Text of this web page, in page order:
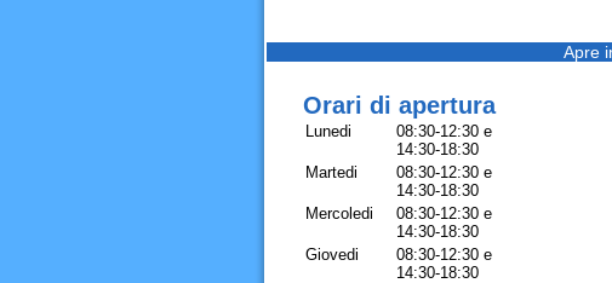
Apre
Orari di apertura
Lunedi
08:30-12:30 e
14:30-18:30
Martedi
08:30-12:30 e
14:30-18:30
Mercoledi
08:30-12:30 e
14:30-18:30
Giovedi
08:30-12:30 e
14:30-18:30